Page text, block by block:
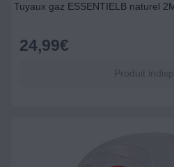
Tuyaux gaz ESSENTIELB naturel
24,99€
Produit